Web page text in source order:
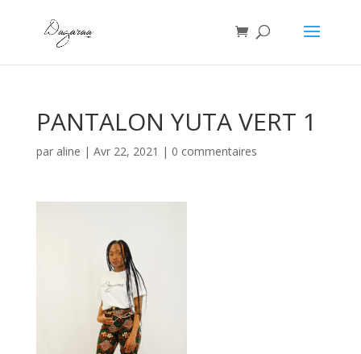
PANTALON YUTA VERT 1
par aline | Avr 22, 2021 | 0 commentaires